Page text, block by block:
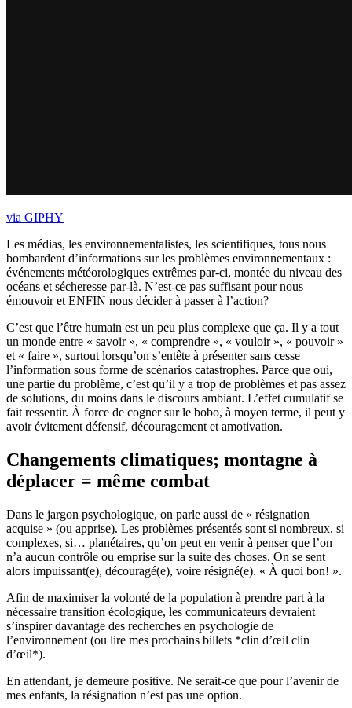
via GIPHY
Les médias, les environnementalistes, les scientifiques, tous nous
bombardent d’informations sur les problèmes environnementaux :
événements météorologiques extrêmes par-ci, montée du niveau des
océans et sécheresse par-là. N’est-ce pas suffisant pour nous
émouvoir et ENFIN nous décider à passer à l’action?
C’est que l’être humain est un peu plus complexe que ça. Il y a tout
un monde entre « savoir », « comprendre », « vouloir », « pouvoir »
et « faire », surtout lorsqu’on s’entête à présenter sans cesse
l’information sous forme de scénarios catastrophes. Parce que oui,
une partie du problème, c’est qu’il y a trop de problèmes et pas assez
de solutions, du moins dans le discours ambiant. L’effet cumulatif se
fait ressentir. À force de cogner sur le bobo, à moyen terme, il peut y
avoir évitement défensif, découragement et amotivation.
Changements climatiques; montagne à
déplacer = même combat
Dans le jargon psychologique, on parle aussi de « résignation
acquise » (ou apprise). Les problèmes présentés sont si nombreux, si
complexes, si… planétaires, qu’on peut en venir à penser que l’on
n’a aucun contrôle ou emprise sur la suite des choses. On se sent
alors impuissant(e), découragé(e), voire résigné(e). « À quoi bon! ».
Afin de maximiser la volonté de la population à prendre part à la
nécessaire transition écologique, les communicateurs devraient
s’inspirer davantage des recherches en psychologie de
l’environnement (ou lire mes prochains billets *clin d’œil clin
d’œil*).
En attendant, je demeure positive. Ne serait-ce que pour l’avenir de
mes enfants, la résignation n’est pas une option.